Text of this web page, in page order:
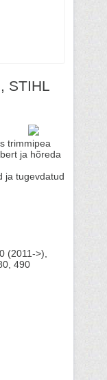
STIHL
trimmipea
ja hõreda
ja tugevdatud
(2011->),
490